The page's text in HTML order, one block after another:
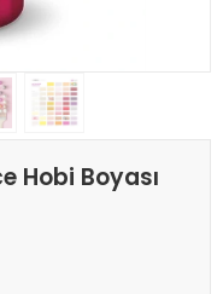
Hobi Boyası